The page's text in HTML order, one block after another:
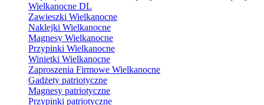
Wielkanocne DL
Zawieszki Wielkanocne
Naklejki Wielkanocne
Magnesy Wielkanocne
Przypinki Wielkanocne
Winietki Wielkanocne
Zaproszenia Firmowe Wielkanocne
Gadżety patriotyczne
Magnesy patriotyczne
Przypinki patriotyczne